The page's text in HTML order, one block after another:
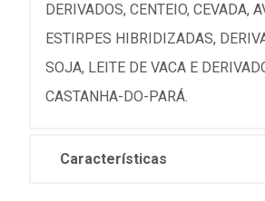
DERIVADOS, CENTEIO, CEVADA,
ESTIRPES HIBRIDIZADAS,
SOJA, LEITE DE VACA E
CASTANHA-DO-PARÁ.
Características